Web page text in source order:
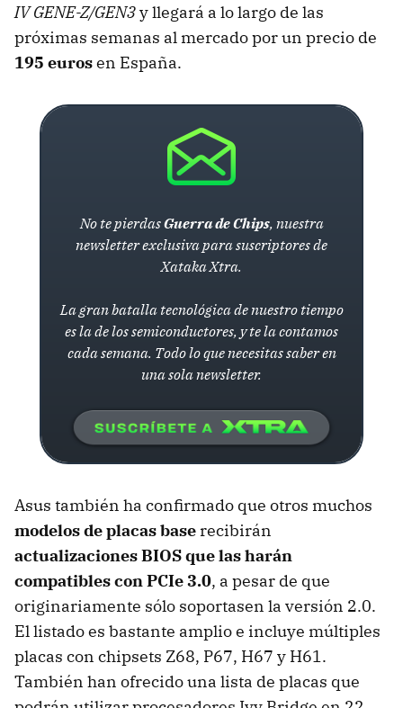
IV GENE-Z/GEN3y llegará a lo largo de las
próximas semanas al mercado por un precio de
195 eurosen España.
No te pierdasGuerra de Chips, nuestra
newsletter exclusiva para suscriptores de
Xataka Xtra.
La gran batalla tecnológica de nuestro tiempo
es la de los semiconductores, y te la contamos
cada semana. Todo lo que necesitas saber en
una sola newsletter.
Asus también ha confirmado que otros muchos
modelos de placas base recibirán
actualizacionesBIOSque las harán
compatibles con PCIe 3.0, a pesar de que
originariamente sólo soportasen la versión 2.0.
El listado es bastante amplio e incluye múltiples
placas con chipsets Z68, P67, H67 y H61.
También han ofrecido una lista de placas que